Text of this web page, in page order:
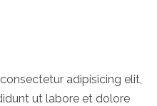
adipisicing elit,
ut labore et dolore